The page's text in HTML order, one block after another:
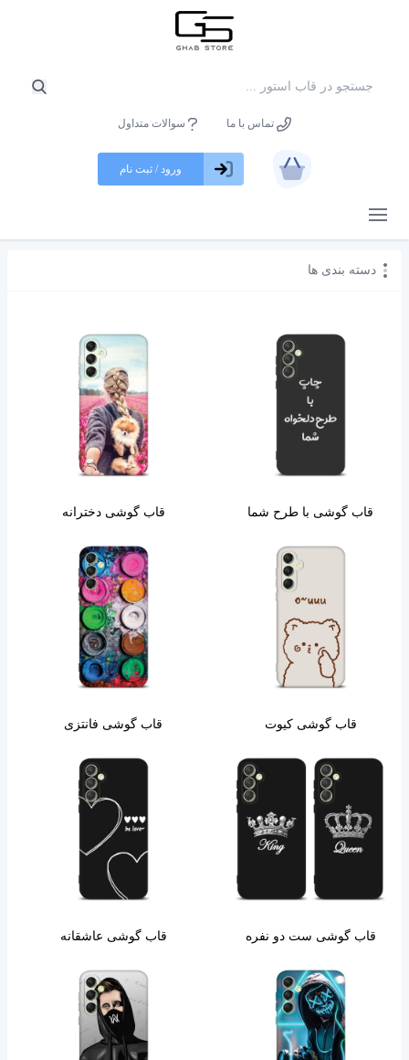
تماس با ما سوالات متداول
باز کردن منو
ورود / ثبت نام
دسته بندی ها
قاب گوشی با طرح شما قاب گوشی دخترانه
قاب گوشی کیوت قاب گوشی فانتزی
قاب گوشی ست دو نفره قاب گوشی عاشقانه